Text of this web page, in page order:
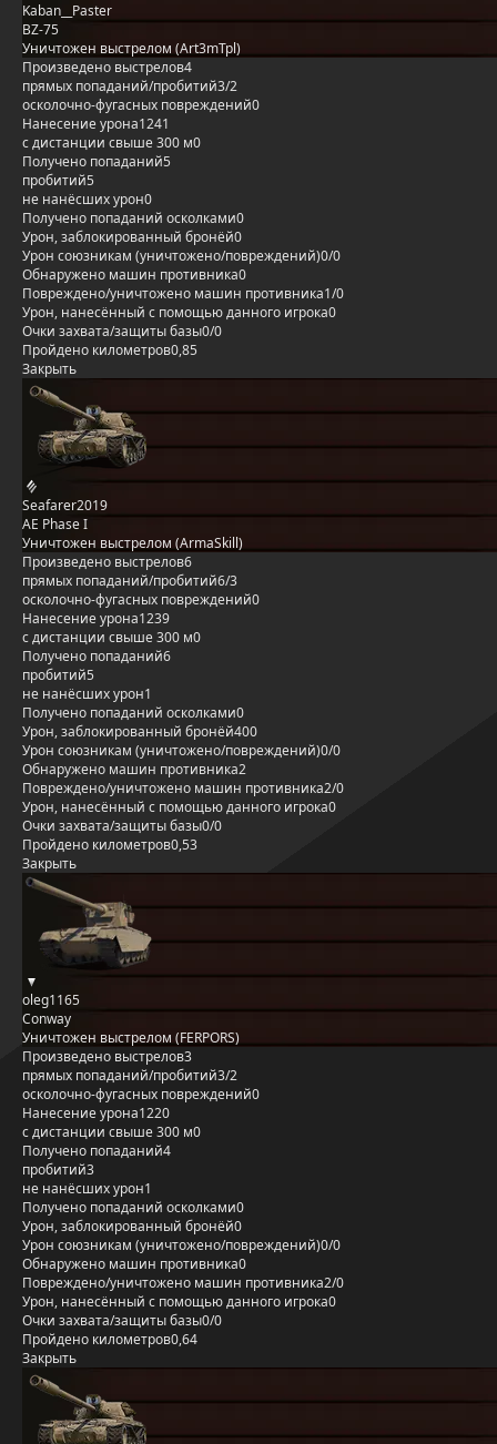
Kaban__Paster
BZ-75
Уничтожен выстрелом (Art3mTpl)
Произведено выстрелов4
прямых попаданий/пробитий3/2
осколочно-фугасных повреждений0
Нанесение урона1241
с дистанции свыше 300 м0
Получено попаданий5
пробитий5
не нанёсших урон0
Получено попаданий осколками0
Урон, заблокированный бронёй0
Урон союзникам (уничтожено/повреждений)0/0
Обнаружено машин противника0
Повреждено/уничтожено машин противника1/0
Урон, нанесённый с помощью данного игрока0
Очки захвата/защиты базы0/0
Пройдено километров0,85
Закрыть
Seafarer2019
AE Phase I
Уничтожен выстрелом (ArmaSkill)
Произведено выстрелов6
прямых попаданий/пробитий6/3
осколочно-фугасных повреждений0
Нанесение урона1239
с дистанции свыше 300 м0
Получено попаданий6
пробитий5
не нанёсших урон1
Получено попаданий осколками0
Урон, заблокированный бронёй400
Урон союзникам (уничтожено/повреждений)0/0
Обнаружено машин противника2
Повреждено/уничтожено машин противника2/0
Урон, нанесённый с помощью данного игрока0
Очки захвата/защиты базы0/0
Пройдено километров0,53
Закрыть
oleg1165
Conway
Уничтожен выстрелом (FERPORS)
Произведено выстрелов3
прямых попаданий/пробитий3/2
осколочно-фугасных повреждений0
Нанесение урона1220
с дистанции свыше 300 м0
Получено попаданий4
пробитий3
не нанёсших урон1
Получено попаданий осколками0
Урон, заблокированный бронёй0
Урон союзникам (уничтожено/повреждений)0/0
Обнаружено машин противника0
Повреждено/уничтожено машин противника2/0
Урон, нанесённый с помощью данного игрока0
Очки захвата/защиты базы0/0
Пройдено километров0,64
Закрыть